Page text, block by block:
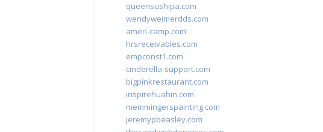
queensushipa.com
wendyweimerdds.com
ameri-camp.com
hrsreceivables.com
empconst1.com
cinderella-support.com
bigpinkrestaurant.com
inspirehuahin.com
memmingerspainting.com
jeremypbeasley.com